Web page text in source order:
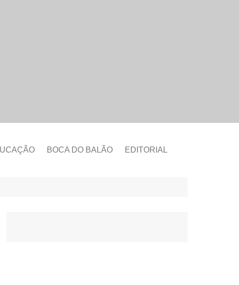
BOCA DO BALÃO EDITORIAL